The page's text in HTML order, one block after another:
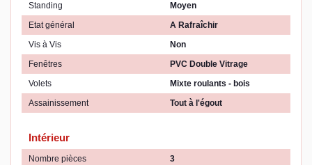
Standing
Moyen
Etat général
A Rafraîchir
Vis à Vis
Non
Fenêtres
PVC Double Vitrage
Volets
Mixte roulants - bois
Assainissement
Tout à l'égout
Intérieur
Nombre pièces
3